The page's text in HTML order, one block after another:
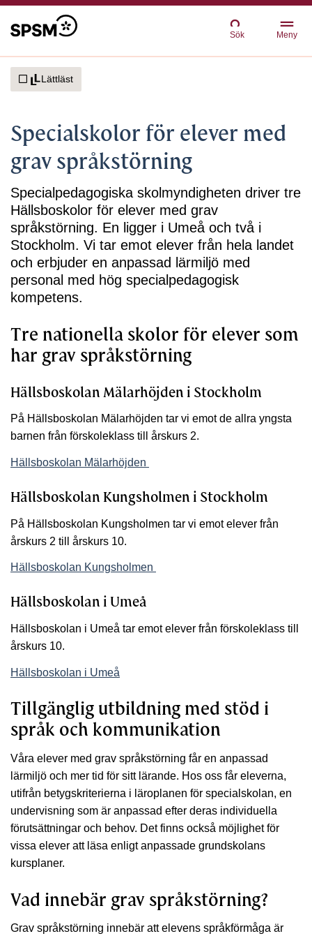
Sök Meny
Lättläst
Specialskolor för elever med
grav språkstörning
Specialpedagogiska skolmyndigheten driver tre
Hällsboskolor för elever med grav
språkstörning. En ligger i Umeå och två i
Stockholm. Vi tar emot elever från hela landet
och erbjuder en anpassad lärmiljö med
personal med hög specialpedagogisk
kompetens.
Tre nationella skolor för elever som
har grav språkstörning
Hällsboskolan Mälarhöjden i Stockholm
På Hällsboskolan Mälarhöjden tar vi emot de allra yngsta
barnen från förskoleklass till årskurs 2.
Hällsboskolan Mälarhöjden
Hällsboskolan Kungsholmen i Stockholm
På Hällsboskolan Kungsholmen tar vi emot elever från
årskurs 2 till årskurs 10.
Hällsboskolan Kungsholmen
Hällsboskolan i Umeå
Hällsboskolan i Umeå tar emot elever från förskoleklass till
årskurs 10.
Hällsboskolan i Umeå
Tillgänglig utbildning med stöd i
språk och kommunikation
Våra elever med grav språkstörning får en anpassad
lärmiljö och mer tid för sitt lärande. Hos oss får eleverna,
utifrån betygskriterierna i läroplanen för specialskolan, en
undervisning som är anpassad efter deras individuella
förutsättningar och behov. Det finns också möjlighet för
vissa elever att läsa enligt anpassade grundskolans
kursplaner.
Vad innebär grav språkstörning?
Grav språkstörning innebär att elevens språkförmåga är